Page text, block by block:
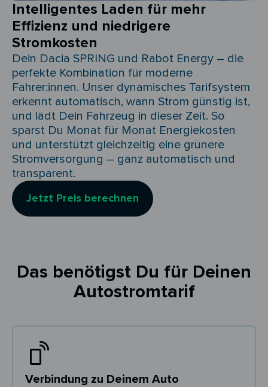
Intelligentes Laden für mehr
Effizienz und niedrigere
Stromkosten
Dein Dacia SPRING und Rabot Energy – die
perfekte Kombination für moderne
Fahrer:innen. Unser dynamisches Tarifsystem
erkennt automatisch, wann Strom günstig ist,
und lädt Dein Fahrzeug in dieser Zeit. So
sparst Du Monat für Monat Energiekosten
und unterstützt gleichzeitig eine grünere
Stromversorgung – ganz automatisch und
transparent.
Jetzt Preis berechnen
Das benötigst Du für Deinen
Autostromtarif
Verbindung zu Deinem Auto